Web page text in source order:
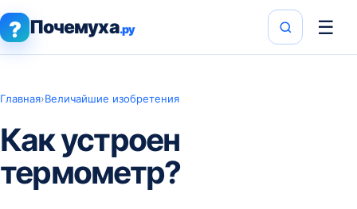
? Почемуха.ру ☰
Главная›Величайшие изобретения
Как устроен
термометр?